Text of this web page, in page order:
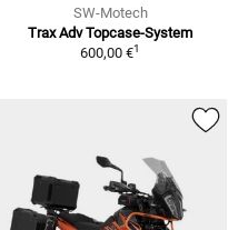
SW-Motech
Trax Adv Topcase-System
600,00 €1